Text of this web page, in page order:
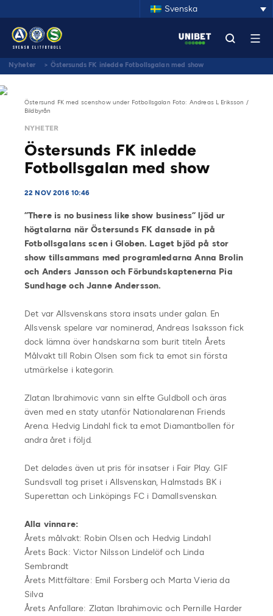
Svenska
Nyheter > Östersunds FK inledde Fotbollsgalan med show
Östersund FK med scenshow under Fotbollsgalan Foto: Andreas L Eriksson /
Bildbyrån
NYHETER
Östersunds FK inledde
Fotbollsgalan med show
22 NOV 2016 10:46
”There is no business like show business” ljöd ur
högtalarna när Östersunds FK dansade in på
Fotbollsgalans scen i Globen. Laget bjöd på stor
show tillsammans med programledarna Anna Brolin
och Anders Jansson och Förbundskaptenerna Pia
Sundhage och Janne Andersson.
Det var Allsvenskans stora insats under galan. En
Allsvensk spelare var nominerad, Andreas Isaksson fick
dock lämna över handskarna som burit titeln Årets
Målvakt till Robin Olsen som fick ta emot sin första
utmärkelse i kategorin.
Zlatan Ibrahimovic vann sin elfte Guldboll och äras
även med en staty utanför Nationalarenan Friends
Arena. Hedvig Lindahl fick ta emot Diamantbollen för
andra året i följd.
Det delades även ut pris för insatser i Fair Play. GIF
Sundsvall tog priset i Allsvenskan, Halmstads BK i
Superettan och Linköpings FC i Damallsvenskan.
Alla vinnare:
Årets målvakt: Robin Olsen och Hedvig Lindahl
Årets Back: Victor Nilsson Lindelöf och Linda
Sembrandt
Årets Mittfältare: Emil Forsberg och Marta Vieria da
Silva
Årets Anfallare: Zlatan Ibrahimovic och Pernille Harder